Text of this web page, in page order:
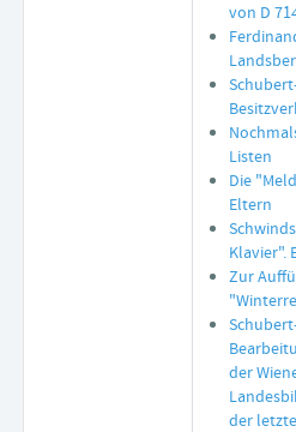
von D
Listen
Die
Eltern
Klavier".
Zur
der
der